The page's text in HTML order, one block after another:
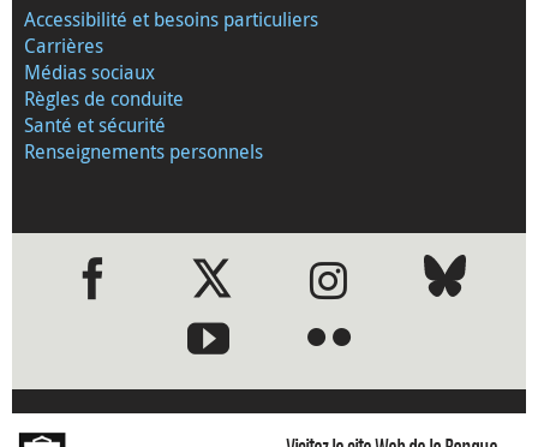
Accessibilité et besoins particuliers
Carrières
Médias sociaux
Règles de conduite
Santé et sécurité
Renseignements personnels
●●